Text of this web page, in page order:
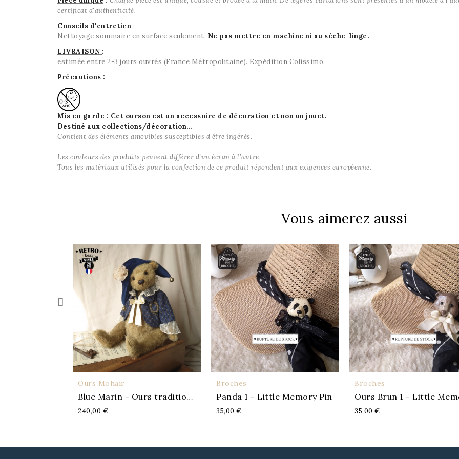
certificat d'authenticité.
Conseils d'entretien :
Nettoyage sommaire en surface seulement. Ne pas mettre en machine ni au sèche-linge.
LIVRAISON :
estimée entre 2-3 jours ouvrés (France Métropolitaine). Expédition Colissimo.
Précautions :
Mis en garde : Cet ourson est un accessoire de décoration et non un jouet.
Destiné aux collections/décoration...
Contient des éléments amovibles susceptibles d'être ingérés.
Les couleurs des produits peuvent différer d’un écran à l’autre.
Tous les matériaux utilisés pour la confection de ce produit répondent aux exigences européenne.
Vous aimerez aussi
Broches
Panda 1 - Little Memory Pin
35,00 €
Broches
35,00 €
Broches
35,00 €